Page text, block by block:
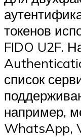
токенов
FIDO U2F.
список
например,
WhatsApp,